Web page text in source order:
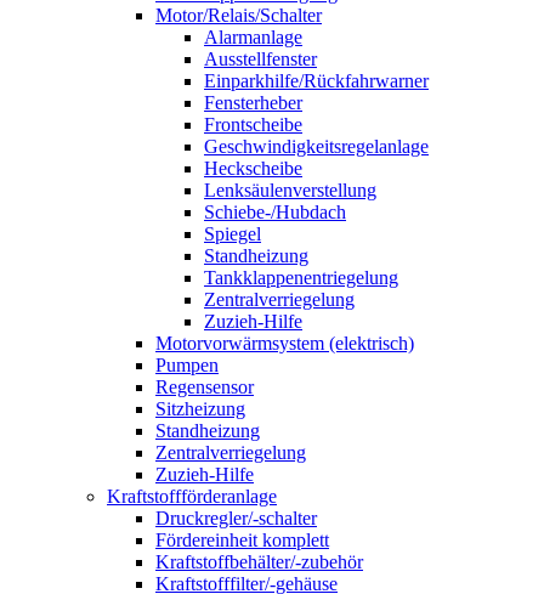
Motor/Relais/Schalter
Alarmanlage
Ausstellfenster
Einparkhilfe/Rückfahrwarner
Fensterheber
Frontscheibe
Geschwindigkeitsregelanlage
Heckscheibe
Lenksäulenverstellung
Schiebe-/Hubdach
Spiegel
Standheizung
Tankklappenentriegelung
Zentralverriegelung
Zuzieh-Hilfe
Motorvorwärmsystem (elektrisch)
Pumpen
Regensensor
Sitzheizung
Standheizung
Zentralverriegelung
Zuzieh-Hilfe
Kraftstoffförderanlage
Druckregler/-schalter
Fördereinheit komplett
Kraftstoffbehälter/-zubehör
Kraftstofffilter/-gehäuse